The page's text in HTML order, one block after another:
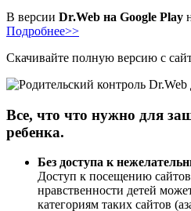
В версии Dr.Web на Google Play
Подробнее>>
Скачивайте полную версию с
Все, что что нужно для
ребенка.
Без доступа к
Доступ к посещению
нравственности детей
категориям таких сайтов